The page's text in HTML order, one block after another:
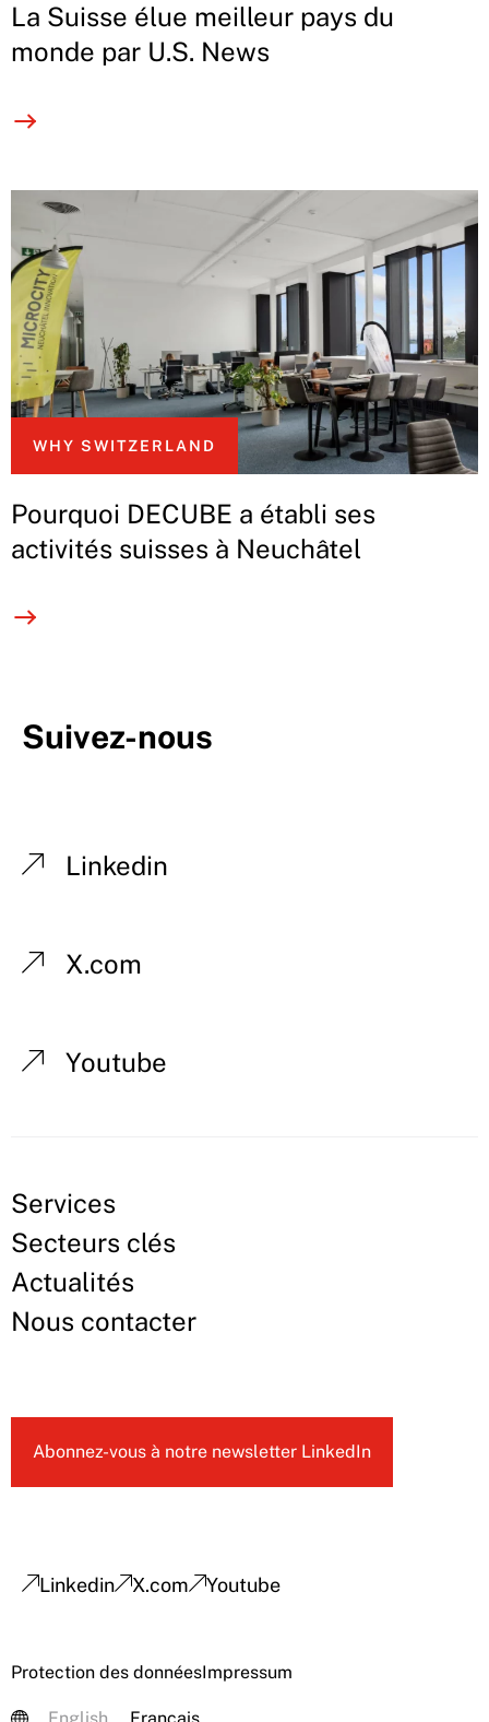
La Suisse élue meilleur pays du
monde par U.S. News
WHY SWITZERLAND
Pourquoi DECUBE a établi ses
activités suisses à Neuchâtel
Suivez-nous
Linkedin
X.com
Youtube
Services
Secteurs clés
Actualités
Nous contacter
Abonnez-vous à notre newsletter LinkedIn
Linkedin X.com Youtube
Protection des donnéesImpressum